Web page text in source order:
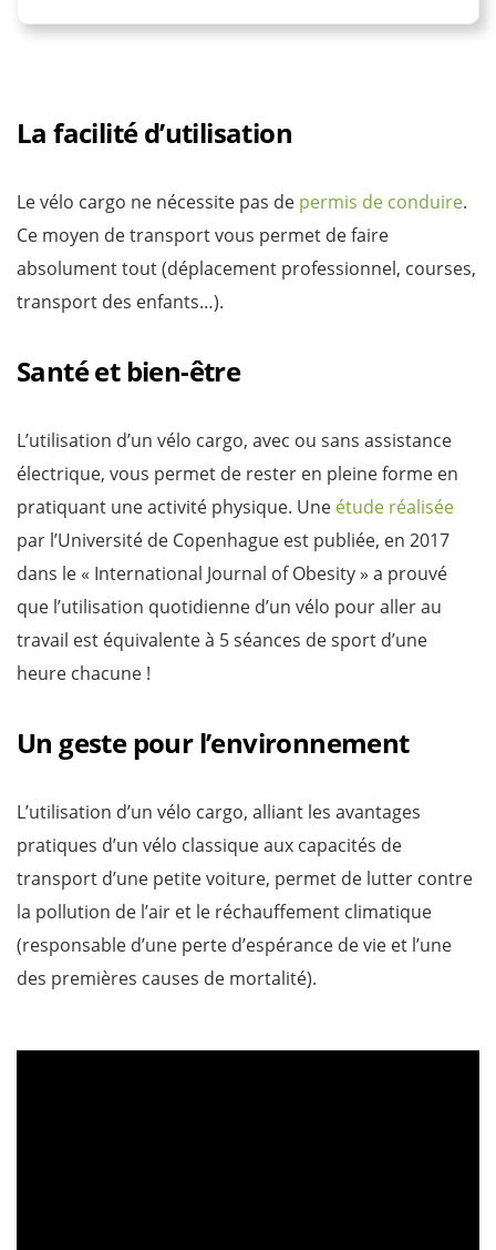
La facilité d’utilisation
Le vélo cargo ne nécessite pas de permis de conduire.
Ce moyen de transport vous permet de faire
absolument tout (déplacement professionnel, courses,
transport des enfants…).
Santé et bien-être
L’utilisation d’un vélo cargo, avec ou sans assistance
électrique, vous permet de rester en pleine forme en
pratiquant une activité physique. Une étude réalisée
par l’Université de Copenhague est publiée, en 2017
dans le « International Journal of Obesity » a prouvé
que l’utilisation quotidienne d’un vélo pour aller au
travail est équivalente à 5 séances de sport d’une
heure chacune !
Un geste pour l’environnement
L’utilisation d’un vélo cargo, alliant les avantages
pratiques d’un vélo classique aux capacités de
transport d’une petite voiture, permet de lutter contre
la pollution de l’air et le réchauffement climatique
(responsable d’une perte d’espérance de vie et l’une
des premières causes de mortalité).